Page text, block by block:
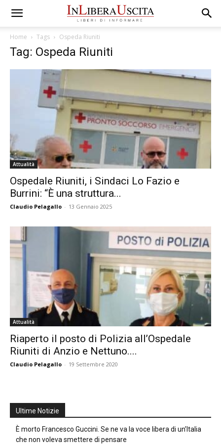
Home Tags Ospeda Riuniti
Tag: Ospeda Riuniti
Attualità
Ospedale Riuniti, i Sindaci Lo Fazio e
Burrini: “È una struttura...
Claudio Pelagallo - 13 Gennaio 2025
Attualità
Riaperto il posto di Polizia all’Ospedale
Riuniti di Anzio e Nettuno....
Claudio Pelagallo - 19 Settembre 2020
Ultime Notizie
È morto Francesco Guccini. Se ne va la voce libera di un’Italia
che non voleva smettere di pensare